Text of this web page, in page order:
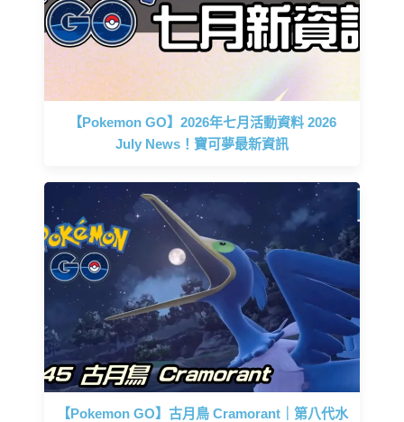
【Pokemon GO】2026年七月活動資料 2026
July News！寶可夢最新資訊
【Pokemon GO】古月鳥 Cramorant｜第八代水